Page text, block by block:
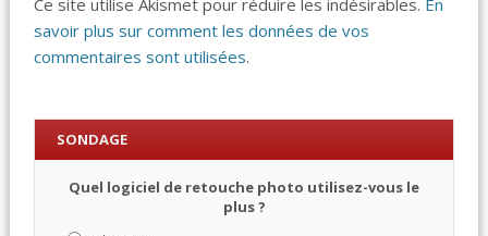
savoir plus sur comment les données de vos
commentaires sont utilisées.
SONDAGE
Quel logiciel de retouche photo utilisez-vous le
plus ?